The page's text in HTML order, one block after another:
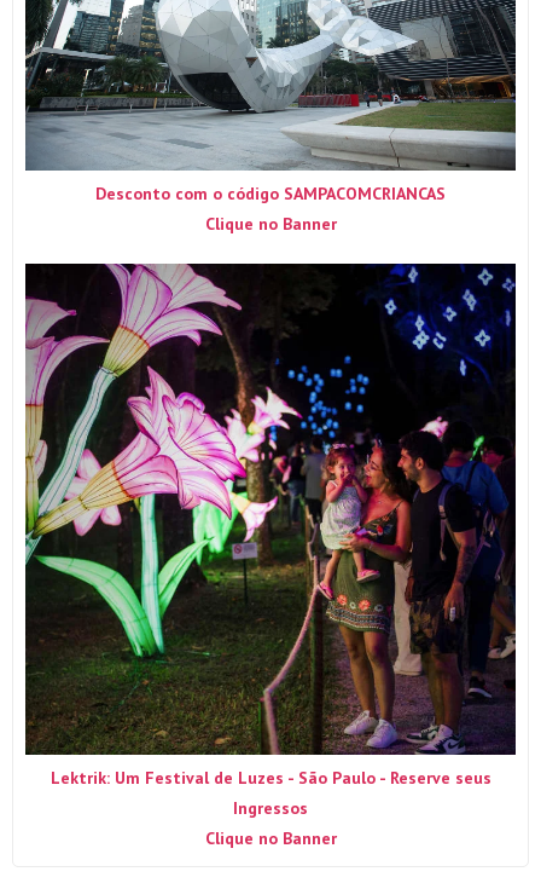
Desconto com o código SAMPACOMCRIANCAS
Clique no Banner
Lektrik: Um Festival de Luzes - São Paulo - Reserve seus
Ingressos
Clique no Banner